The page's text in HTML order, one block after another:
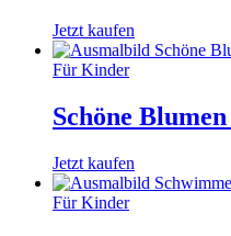
Jetzt kaufen
Für Kinder
Schöne
Jetzt kaufen
Für Kinder